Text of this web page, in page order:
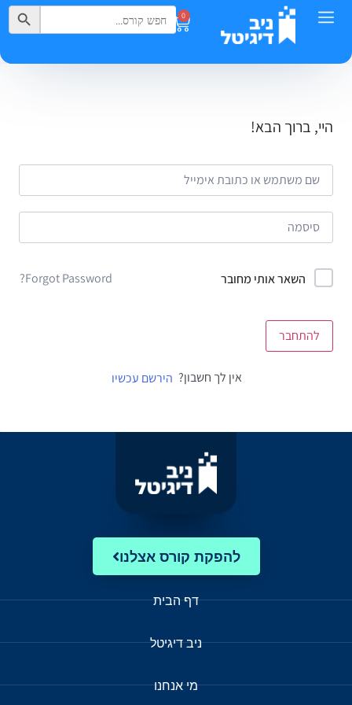
0
Search
for:
Search Button
היי, ברוך הבא!
השאר אותי מחובר Forgot Password?
להתחבר
אין לך חשבון? הירשם עכשיו
להפקת קורס אצלנו
דף הבית
ניב דיגיטל
מי אנחנו